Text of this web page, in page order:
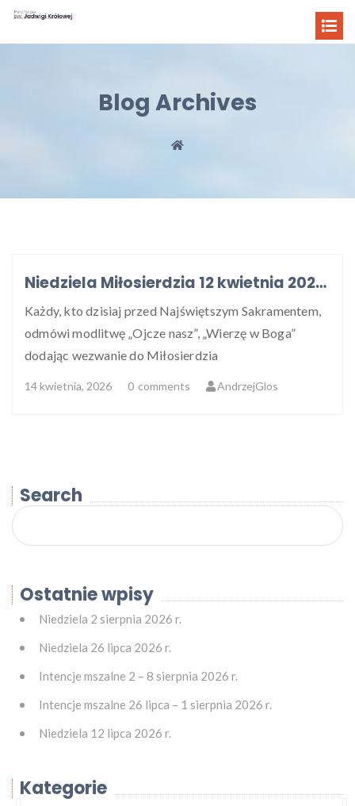
Blog Archives
Niedziela Miłosierdzia 12 kwietnia 2026 r.
Każdy, kto dzisiaj przed Najświętszym Sakramentem,
odmówi modlitwę „Ojcze nasz”, „Wierzę w Boga”
dodając wezwanie do Miłosierdzia
14 kwietnia, 2026 0 comments AndrzejGlos
Search
Ostatnie wpisy
Niedziela 2 sierpnia 2026 r.
Niedziela 26 lipca 2026 r.
Intencje mszalne 2 – 8 sierpnia 2026 r.
Intencje mszalne 26 lipca – 1 sierpnia 2026 r.
Niedziela 12 lipca 2026 r.
Kategorie